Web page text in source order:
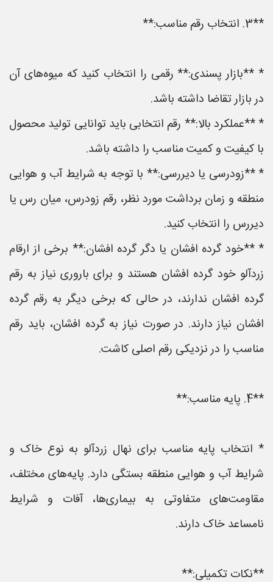
**3. انتخاب رقم مناسب:**
* **بازار پسندی:** رقمی را انتخاب کنید که میوه‌های آن
در بازار تقاضا داشته باشد.
* **عملکرد بالا:** رقم انتخابی باید توانایی تولید محصول
با کیفیت و کمیت مناسب را داشته باشد.
* **زودرسی یا دیررسی:** با توجه به شرایط آب و هوایی
منطقه و زمان برداشت مورد نظر، رقم زودرس، میان رس یا
دیررس را انتخاب کنید.
* **خود گرده افشان یا دگر گرده افشان:** برخی از ارقام
زردآلو خود گرده افشان هستند و برای باروری نیاز به رقم
گرده افشان ندارند، در حالی که برخی دیگر به رقم گرده
افشان نیاز دارند. در صورت نیاز به گرده افشان، باید رقم
مناسب را در نزدیکی رقم اصلی کاشت.
**4. پایه مناسب:**
* انتخاب پایه مناسب برای نهال زردآلو به نوع خاک و
شرایط آب و هوایی منطقه بستگی دارد. پایه‌های مختلف،
مقاومت‌های متفاوتی به بیماری‌ها، آفات و شرایط
نامساعد خاک دارند.
**نکات تکمیلی:**